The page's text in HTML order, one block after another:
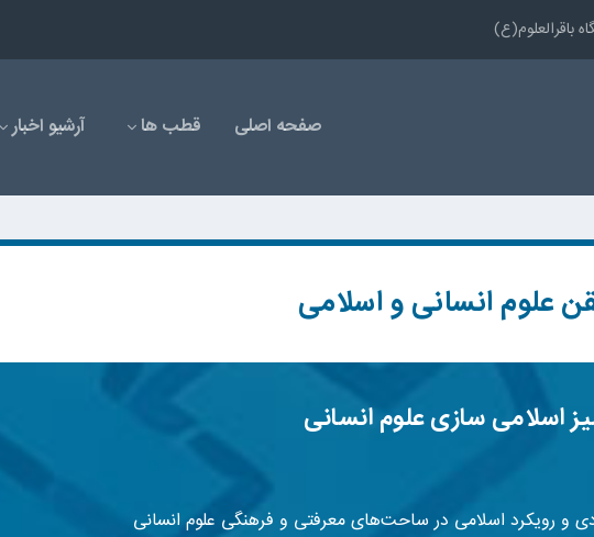
باقرالعلوم(ع)
صفحه اصلی قطب ها آرشیو اخبار
علوم انسانی و اسلامی
اسلامی سازی علوم انسانی
اسلامی در ساحت‌های معرفتی و فرهنگی علوم انسانی